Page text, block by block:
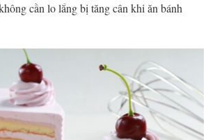
cần lo lắng bị tăng cân khi ăn bánh